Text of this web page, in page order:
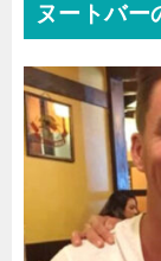
ヌートバー